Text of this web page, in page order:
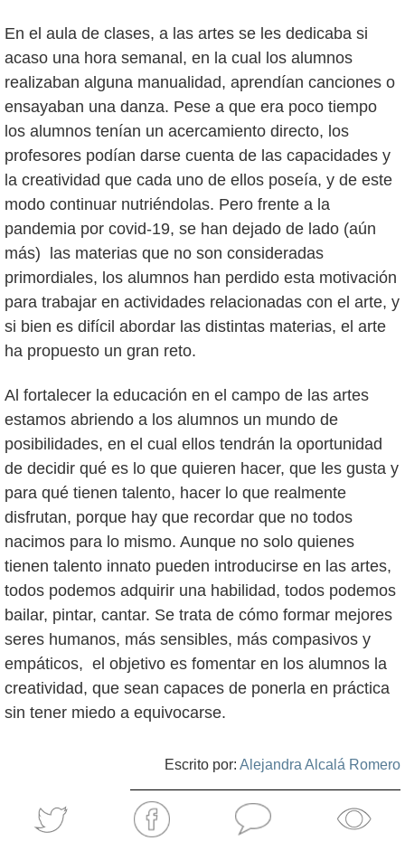
En el aula de clases, a las artes se les dedicaba si
acaso una hora semanal, en la cual los alumnos
realizaban alguna manualidad, aprendían canciones o
ensayaban una danza. Pese a que era poco tiempo
los alumnos tenían un acercamiento directo, los
profesores podían darse cuenta de las capacidades y
la creatividad que cada uno de ellos poseía, y de este
modo continuar nutriéndolas. Pero frente a la
pandemia por covid-19, se han dejado de lado (aún
más) las materias que no son consideradas
primordiales, los alumnos han perdido esta motivación
para trabajar en actividades relacionadas con el arte, y
si bien es difícil abordar las distintas materias, el arte
ha propuesto un gran reto.
Al fortalecer la educación en el campo de las artes
estamos abriendo a los alumnos un mundo de
posibilidades, en el cual ellos tendrán la oportunidad
de decidir qué es lo que quieren hacer, que les gusta y
para qué tienen talento, hacer lo que realmente
disfrutan, porque hay que recordar que no todos
nacimos para lo mismo. Aunque no solo quienes
tienen talento innato pueden introducirse en las artes,
todos podemos adquirir una habilidad, todos podemos
bailar, pintar, cantar. Se trata de cómo formar mejores
seres humanos, más sensibles, más compasivos y
empáticos, el objetivo es fomentar en los alumnos la
creatividad, que sean capaces de ponerla en práctica
sin tener miedo a equivocarse.
Escrito por: Alejandra Alcalá Romero